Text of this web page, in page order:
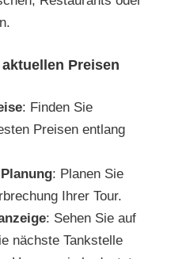
Preisen
: Finden Sie
Preisen entlang
: Planen Sie
Ihrer Tour.
: Sehen Sie auf
nächste Tankstelle